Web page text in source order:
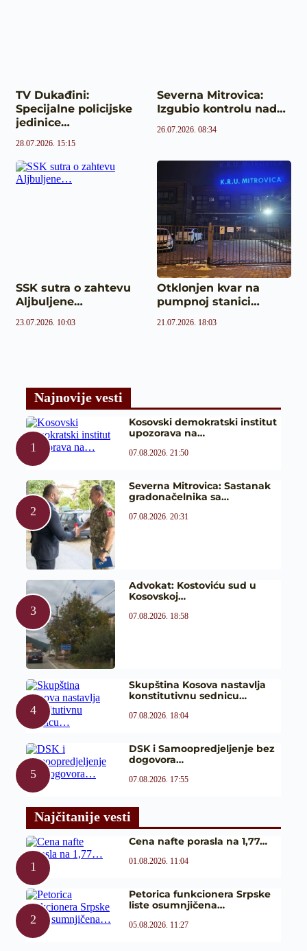
TV Dukađini:
Specijalne policijske
jedinice…
28.07.2026. 15:15
Severna Mitrovica:
Izgubio kontrolu nad…
26.07.2026. 08:34
SSK sutra o zahtevu
Aljbuljene…
23.07.2026. 10:03
Otklonjen kvar na
pumpnoj stanici…
21.07.2026. 18:03
Najnovije vesti
Kosovski demokratski institut
upozorava na…
07.08.2026. 21:50
Severna Mitrovica: Sastanak
gradonačelnika sa…
07.08.2026. 20:31
Advokat: Kostoviću sud u
Kosovskoj…
07.08.2026. 18:58
Skupština Kosova nastavlja
konstitutivnu sednicu…
07.08.2026. 18:04
DSK i Samoopredjeljenje bez
dogovora…
07.08.2026. 17:55
Najčitanije vesti
Cena nafte porasla na 1,77…
01.08.2026. 11:04
Petorica funkcionera Srpske
liste osumnjičena…
05.08.2026. 11:27